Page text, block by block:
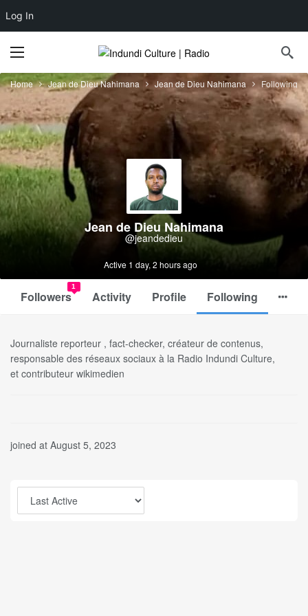
Log In
Home Jean de Dieu Nahimana Jean de Dieu Nahimana Following
Jean de Dieu Nahimana
@jeandedieu
Active 1 day, 2 hours ago
Followers
1
Activity Profile Following
Journaliste reporteur , fact-checker, créateur de contenus,
responsable des réseaux sociaux à la Radio Indundi Culture,
et contributeur wikimedien
joined at August 5, 2023